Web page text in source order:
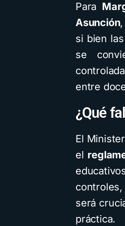
Para
Asunción
si bien
se
entre
¿Qué
El
el
será
práctica.